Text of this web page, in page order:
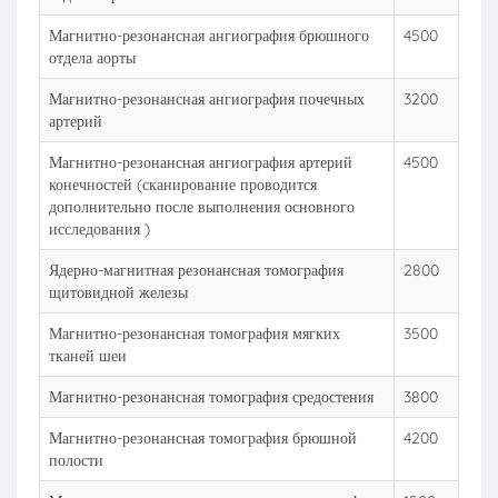
Магнитно-резонансная ангиография брюшного
отдела аорты
4500
Магнитно-резонансная ангиография почечных
артерий
3200
Магнитно-резонансная ангиография артерий
конечностей (сканирование проводится
дополнительно после выполнения основного
исследования )
4500
Ядерно-магнитная резонансная томография
щитовидной железы
2800
Магнитно-резонансная томография мягких
тканей шеи
3500
Магнитно-резонансная томография средостения 3800
Магнитно-резонансная томография брюшной
полости
4200